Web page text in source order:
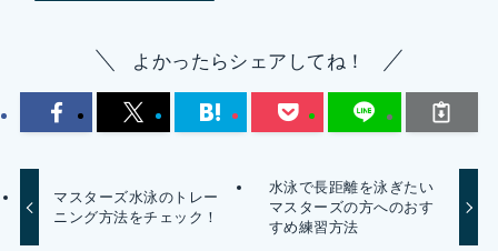
よかったらシェアしてね！
マスターズ水泳のトレー
ニング方法をチェック！
水泳で長距離を泳ぎたい
マスターズの方へのおす
すめ練習方法